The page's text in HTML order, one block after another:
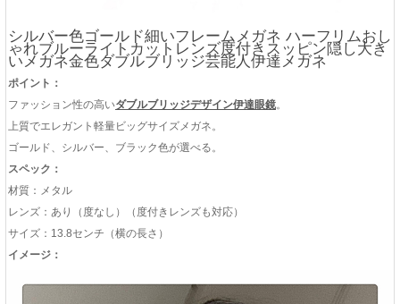
シルバー色ゴールド細いフレームメガネ ハーフリムおし
ゃれブルーライトカットレンズ度付きスッピン隠し大き
いメガネ金色ダブルブリッジ芸能人伊達メガネ
ポイント：
ファッション性の高いダブルブリッジデザイン伊達眼鏡。
上質でエレガント軽量ビッグサイズメガネ。
ゴールド、シルバー、ブラック色が選べる。
スペック：
材質：メタル
レンズ：あり（度なし）（度付きレンズも対応）
サイズ：13.8センチ（横の長さ）
イメージ：